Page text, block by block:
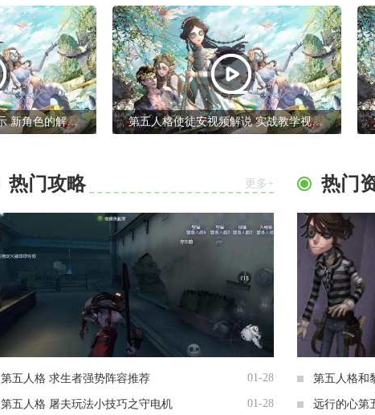
第五人格守墓人视频展示 新角色的解说视频 第五人格使徒安视频解说 实战教学视频介绍
热门攻略 更多+
第五人格 求生者强势阵容推荐 01-28
第五人格 屠夫玩法小技巧之守电机 01-28
热门
第五人格和
远行的心第